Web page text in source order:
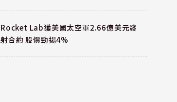
Rocket Lab獲美國太空軍2.66億美元發
射合約 股價勁揚4%